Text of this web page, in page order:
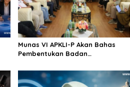
Munas VI APKLI-P Akan Bahas
Pembentukan Badan
Penting Hadapi Bonus Demografi